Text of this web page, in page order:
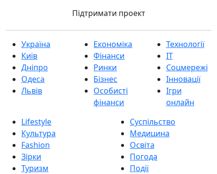
Підтримати проект
Україна
Київ
Дніпро
Одеса
Львів
Економіка
Фінанси
Ринки
Бізнес
Особисті
фінанси
Технології
IT
Соцмережі
Інновації
Ігри
онлайн
Lifestyle
Культура
Fashion
Зірки
Туризм
Суспільство
Медицина
Освіта
Погода
Події